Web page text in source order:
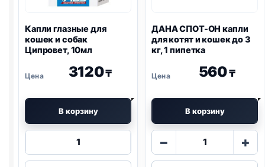
Капли глазные для
кошек и собак
Ципровет, 10мл
3120₸
В корзину
Количество
Капли
ДАНА СПОТ-ОН капли
для котят и кошек до 3
кг, 1 пипетка
560₸
В корзину
−
Количество
ДАНА
+